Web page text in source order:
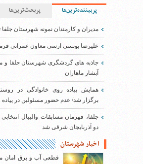
پربیننده‌ترین‌ها پربحث‌ترین‌ها
مدیران و کارمندان نمونه شهرستان جلفا
علیرضا یونسی ارسی معاون عمرانی
جاذبه های گردشگری شهرستان جلفا و
آبشار ماهاران
همایش پیاده روی خانوادگی در
برگزار شد/ عدم حضور مسئولین در
جلفا، قهرمان مسابقات والیبال
دو آذربایجان شرقی شد
اخبار شهرستان
قطعی آب و برق امان